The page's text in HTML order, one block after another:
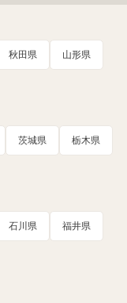
秋田県 山形県
茨城県 栃木県
石川県 福井県